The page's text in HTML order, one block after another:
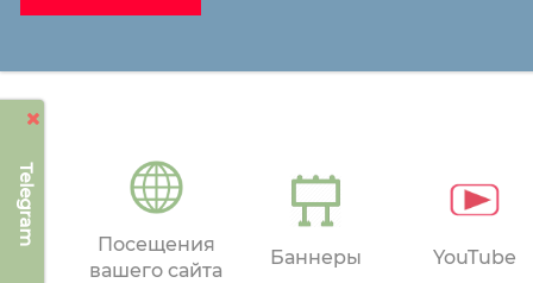
Telegram
Посещения
вашего сайта
Баннеры YouTube